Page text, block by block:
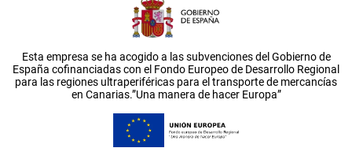
Esta empresa se ha acogido a las subvenciones del Gobierno de
España cofinanciadas con el Fondo Europeo de Desarrollo Regional
para las regiones ultraperiféricas para el transporte de mercancías
en Canarias.”Una manera de hacer Europa”